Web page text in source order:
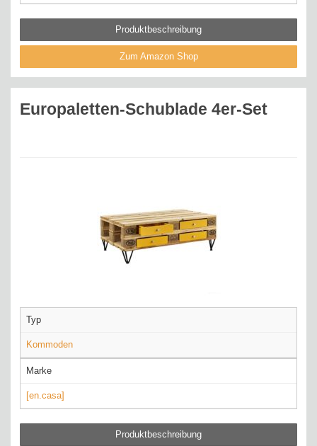
Produktbeschreibung
Zum Amazon Shop
Europaletten-Schublade 4er-Set
Typ
Kommoden
Marke
[en.casa]
Produktbeschreibung